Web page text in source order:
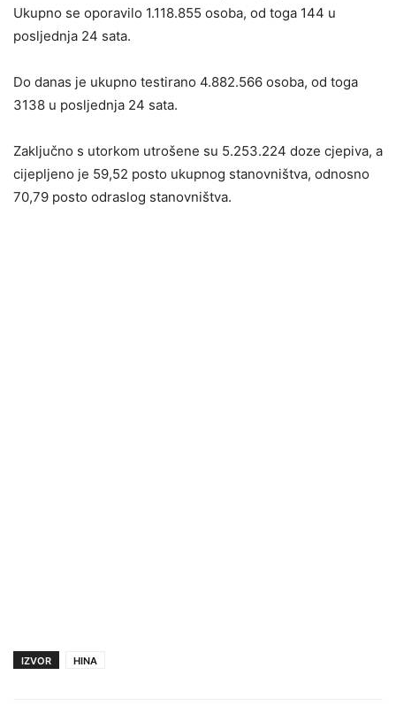
Ukupno se oporavilo 1.118.855 osoba, od toga 144 u
posljednja 24 sata.
Do danas je ukupno testirano 4.882.566 osoba, od toga
3138 u posljednja 24 sata.
Zaključno s utorkom utrošene su 5.253.224 doze cjepiva, a
cijepljeno je 59,52 posto ukupnog stanovništva, odnosno
70,79 posto odraslog stanovništva.
IZVOR HINA